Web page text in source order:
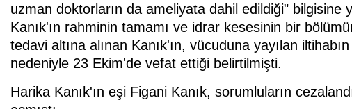
uzman doktorların da ameliyata dahil edildiği"
Kanık'ın rahminin tamamı ve idrar kesesinin bir
tedavi altına alınan Kanık'ın, vücuduna yayılan
nedeniyle 23 Ekim'de vefat ettiği belirtilmişti.
Harika Kanık'ın eşi Figani Kanık, sorumluların